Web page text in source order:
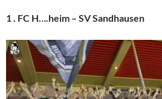
1 . FC H….heim – SV Sandhausen